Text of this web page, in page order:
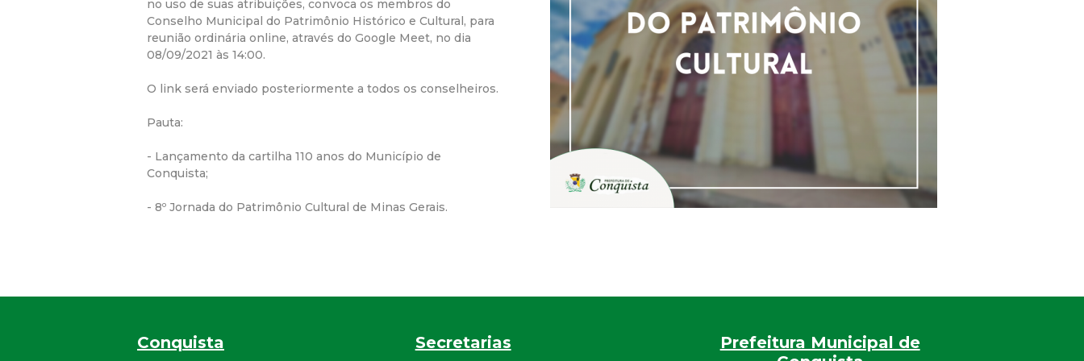
r
u
i
p
no uso de suas atribuições, convoca os membros do
Conselho Municipal do Patrimônio Histórico e Cultural, para
reunião ordinária online, através do Google Meet, no dia
08/09/2021 às 14:00.
O link será enviado posteriormente a todos os conselheiros.
Pauta:
- Lançamento da cartilha 110 anos do Município de
Conquista;
- 8º Jornada do Patrimônio Cultural de Minas Gerais.
Conquista Secretarias
Prefeitura Municipal de